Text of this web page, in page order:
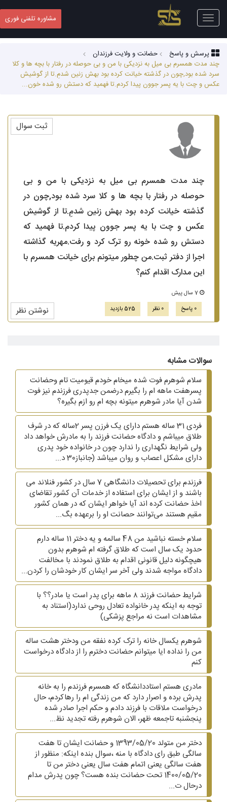
Toggle
navigation
مشاوره تلفنی فوری
پرسش و پاسخ
حضانت و ولایت فرزندان
چند مدت همسرم بی میل به نزدیکی با من و بی حوصله در رفتار با بچه ها و کلا
سرد شده بود,چون در گذشته خیانت کرده بود بهش زنین شدمِ.تا از گوشیش
عکس و چت با یه پسر جوون پیدا کردم.تا فهمید که دستش رو شده خون...
چند مدت همسرم بی میل به نزدیکی با من و بی
حوصله در رفتار با بچه ها و کلا سرد شده بود,چون در
گذشته خیانت کرده بود بهش زنین شدمِ.تا از گوشیش
عکس و چت با یه پسر جوون پیدا کردم.تا فهمید که
دستش رو شده خونه رو ترک کرد و رفت.مهریه گذاشته
اجرا از دفتر ثبت.من چطور میتونم برای خیانت همسرم با
این مدارک اقدام کنم؟
0 پاسخ
0 نظر 525 بازدید نوشتن نظر
ثبت سوال
سوالات مشابه
سلام شوهرم فوت شده میخام خودم قیومیت تام وحضانت
پسرهفت ماهه ام را بگیرم درضمن جدپدری فرزندم نیز فوت
شدن آیا مادر شوهرم میتونه بچه ام رو ازم بگیره؟
فردی 31 ساله هستم دارای یک فرزن پسر 2ساله که در شرف
طلاق میباشم و دادگاه حضانت فرزند را به مادرش خواهد داد
ولی شرایط نگهداری را ندارد چون در خانواده خود پدری
دارای مشکل اعصاب و روان میباشد (جانباز30 د...
فرزندم برای تحصیلات دانشگاهی 7 سال در کشور فنلاند می
باشند و از ایشان برای استفاده از خدمات آن کشور تقاضای
اخذ حضانت کرده اند آیا خواهر ایشان که در همان کشور
مقیم هستند می‌توانند حصانت او را برعهده بگ...
سلام خسته نباشید من 48 سالمه و یه دختر 11 ساله دارم
حدود یک سال است که طلاق گرفته ام شوهرم بدون
هیچگونه دلیل قانونی اقدام به طلاق نمودند با مخالفت
دادگاه مواجه شدند ولی آخر سر ایشان کار خودشان را کردن...
شرایط حضانت فرزند ۸ ماهه برای پدر است یا مادر؟؟ با
توجه به اینکه پدر خانواده تعادل روحی ندارد(استناد به
مشاهدات است نه مراجع پزشکی)
شوهرم یکسال خانه را ترک کرده نفقه من ودختر هشت ساله
من را نداده ایا میتوانم حضانت دخترم را از دادگاه درخواست
کنم
مادری هستم استاددانشگاه که همسرم فرزندم را به خانه
پدرش برده و اصرار دارد که من زندگی ام را رهاکردم، حال
درخواست ملاقات با فرزند دادم و حکم اجرا صادر شده
پنجشنبه تاجمعه ظهر، الان شوهرم رفته تجدید نظ...
دختر من متولد 1393/05/20 و حضانت ایشان تا هفت
سالگی طبق رای دادگاه با منه ،سوال بنده اینکه: منظور از
هفت سالگی یعنی اتمام هفت سال یعنی دختر من تا
1400/05/20 تحت حضانت بنده هست؟ چون پدرش مدام
درحال ت...